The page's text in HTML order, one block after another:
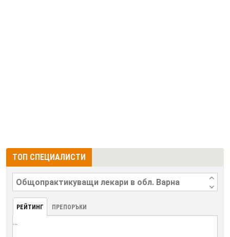
ТОП СПЕЦИАЛИСТИ
РЕЙТИНГ ПРЕПОРЪКИ
...